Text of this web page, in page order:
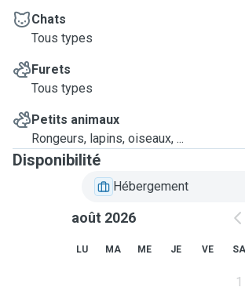
Chats
Tous types
Furets
Tous types
Petits animaux
Rongeurs, lapins, oiseaux, ...
Disponibilité
Hébergement
août 2026
LU MA ME JE VE SA
1